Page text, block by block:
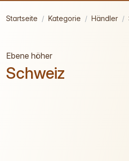
Startseite Kategorie Händler
Ebene höher
Schweiz